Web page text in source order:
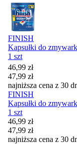
FINISH
Kapsułki do
1 szt
Cena promocyjna
46,99 zł
47,99 zł
najniższa cena z 30
FINISH
Kapsułki do
1 szt
Cena promocyjna
46,99 zł
47,99 zł
najniższa cena z 30